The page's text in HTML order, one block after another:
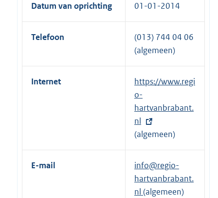
Datum van oprichting 01-01-2014
Telefoon
(013) 744 04 06
(algemeen)
Internet
E
x
t
e
r
n
e
l
https://www.regi
o-
hartvanbrabant.
nl
(algemeen)
E-mail
info@regio-
hartvanbrabant.
nl (algemeen)